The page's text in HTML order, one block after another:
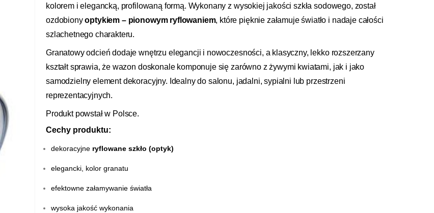
kolorem i elegancką, profilowaną formą. Wykonany z wysokiej jakości szkła sodowego, został
ozdobionyoptykiem – pionowym ryflowaniem, które pięknie załamuje światło i nadaje całości
szlachetnego charakteru.
Granatowy odcień dodaje wnętrzu elegancji i nowoczesności, a klasyczny, lekko rozszerzany
kształt sprawia, że wazon doskonale komponuje się zarówno z żywymi kwiatami, jak i jako
samodzielny element dekoracyjny. Idealny do salonu, jadalni, sypialni lub przestrzeni
reprezentacyjnych.
Produkt powstał w Polsce.
Cechy produktu:
dekoracyjne ryflowane szkło (optyk)
elegancki, kolor granatu
efektowne załamywanie światła
wysoka jakość wykonania